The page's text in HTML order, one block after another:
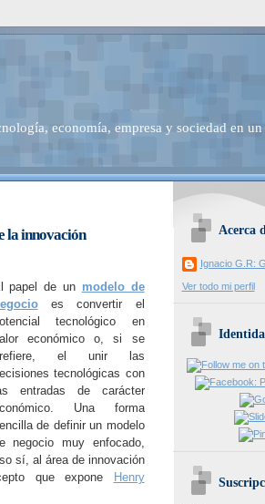
economía, empresa y sociedad en
la innovación
papel de un modelo de
es convertir el
tecnológico en
económico o, si se
el unir las
tecnológicas con
entradas de carácter
Una forma
de definir un modelo
negocio muy enfocado,
sí, al área de innovación
que expone
Henry
Acerca
Ignacio G.R:
Ver todo mi perfil